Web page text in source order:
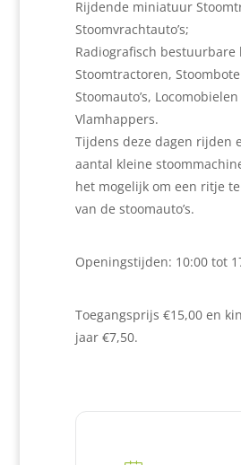
Rijdende miniatuur
Stoomvrachtauto’s;
Radiografisch bestuurbare
Stoomtractoren,
Stoomauto’s,
Vlamhappers.
Tijdens deze dagen rijden
aantal kleine
het mogelijk om een ritje
van de stoomauto’s.
Openingstijden: 10:00 tot
Toegangsprijs €15,00 en
jaar €7,50.